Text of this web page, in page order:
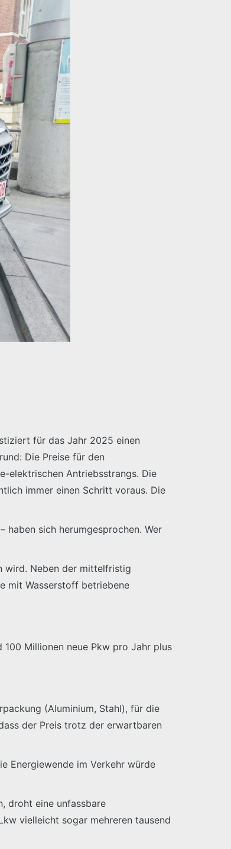
für das Jahr 2025 einen
Die Preise für den
elektrischen Antriebsstrangs. Die
immer einen Schritt voraus. Die
haben sich herumgesprochen. Wer
wird. Neben der mittelfristig
mit Wasserstoff betriebene
Millionen neue Pkw pro Jahr plus
(Aluminium, Stahl), für die
der Preis trotz der erwartbaren
Energiewende im Verkehr würde
droht eine unfassbare
vielleicht sogar mehreren tausend